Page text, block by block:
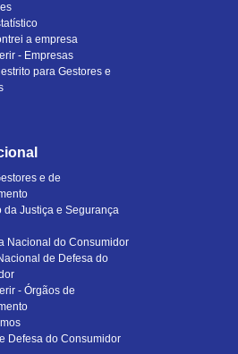
a empresa
- Empresas
para Gestores e
e de
da Justiça e Segurança
Nacional do Consumidor
de Defesa do
- Órgãos de
Defesa do Consumidor